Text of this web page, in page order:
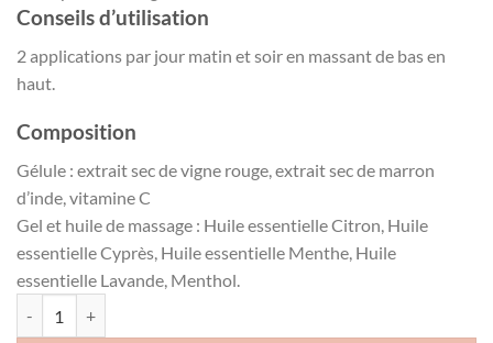
Conseils d’utilisation
2 applications par jour matin et soir en massant de bas en
haut.
Composition
Gélule : extrait sec de vigne rouge, extrait sec de marron
d’inde, vitamine C
Gel et huile de massage : Huile essentielle Citron, Huile
essentielle Cyprès, Huile essentielle Menthe, Huile
essentielle Lavande, Menthol.